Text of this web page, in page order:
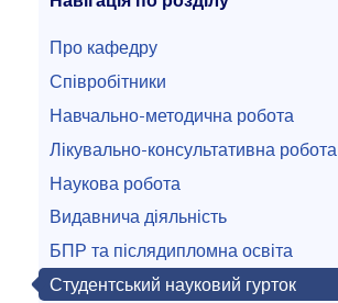
Про кафедру
Співробітники
Навчально-методична робота
Лікувально-консультативна робота
Наукова робота
Видавнича діяльність
БПР та післядипломна освіта
Студентський науковий гурток